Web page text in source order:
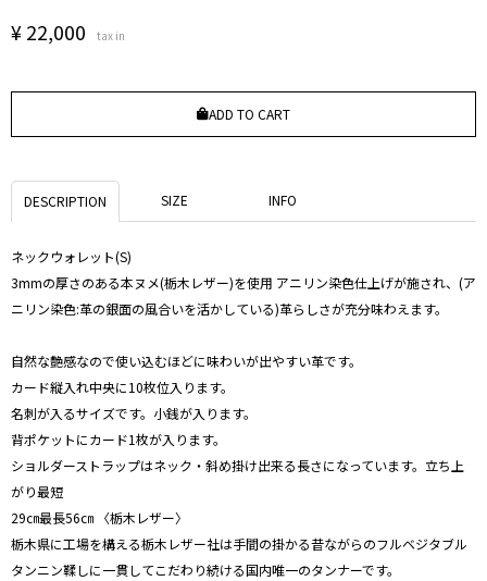
¥22,000 tax in
ADD TO CART
DESCRIPTION SIZE INFO
ネックウォレット(S)
3mmの厚さのある本ヌメ(栃木レザー)を使用 アニリン染色仕上げが施され、(ア
ニリン染色:革の銀面の風合いを活かしている)革らしさが充分味わえます。
自然な艶感なので使い込むほどに味わいが出やすい革です。
カード縦入れ中央に10枚位入ります。
名刺が入るサイズです。小銭が入ります。
背ポケットにカード1枚が入ります。
ショルダーストラップはネック・斜め掛け出来る長さになっています。立ち上
がり最短
29㎝最長56㎝ 〈栃木レザー〉
栃木県に工場を構える栃木レザー社は手間の掛かる昔ながらのフルベジタブル
タンニン鞣しに一貫してこだわり続ける国内唯一のタンナーです。